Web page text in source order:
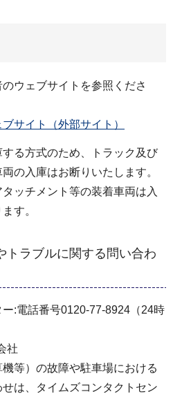
ウェブサイトを参照くださ
サイト（外部サイト）
る方式のため、トラック及び
の入庫はお断りいたします。
ッチメント等の装着車両は入
す。
トラブルに関する問い合わ
:電話番号0120-77-8924（24時
社
等）の故障や駐車場における
は、タイムズコンタクトセン